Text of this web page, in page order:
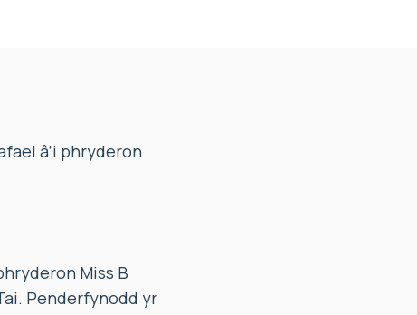
â’i phryderon
Miss B
Penderfynodd yr